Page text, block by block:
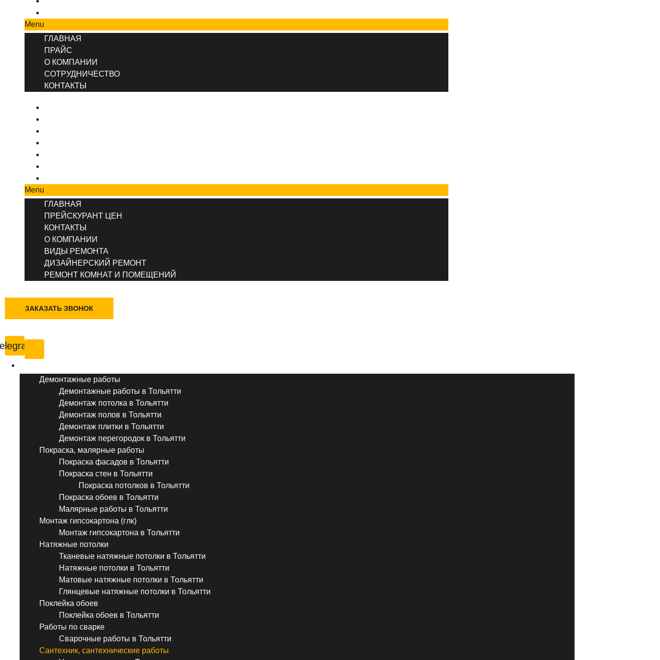
Menu
ГЛАВНАЯ
ПРАЙС
О КОМПАНИИ
СОТРУДНИЧЕСТВО
КОНТАКТЫ
Menu
ГЛАВНАЯ
ПРЕЙСКУРАНТ ЦЕН
КОНТАКТЫ
О КОМПАНИИ
ВИДЫ РЕМОНТА
ДИЗАЙНЕРСКИЙ РЕМОНТ
РЕМОНТ КОМНАТ И ПОМЕЩЕНИЙ
ЗАКАЗАТЬ ЗВОНОК
Демонтажные работы
Демонтажные работы в Тольятти
Демонтаж потолка в Тольятти
Демонтаж полов в Тольятти
Демонтаж плитки в Тольятти
Демонтаж перегородок в Тольятти
Покраска, малярные работы
Покраска фасадов в Тольятти
Покраска стен в Тольятти
Покраска потолков в Тольятти
Покраска обоев в Тольятти
Малярные работы в Тольятти
Монтаж гипсокартона (глк)
Монтаж гипсокартона в Тольятти
Натяжные потолки
Тканевые натяжные потолки в Тольятти
Натяжные потолки в Тольятти
Матовые натяжные потолки в Тольятти
Глянцевые натяжные потолки в Тольятти
Поклейка обоев
Поклейка обоев в Тольятти
Работы по сварке
Сварочные работы в Тольятти
Сантехник, сантехнические работы